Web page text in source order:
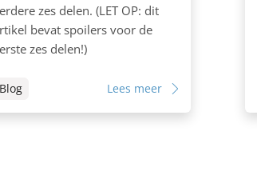
zes delen. (LET OP: dit
bevat spoilers voor de
zes delen!)
Blog Lees meer